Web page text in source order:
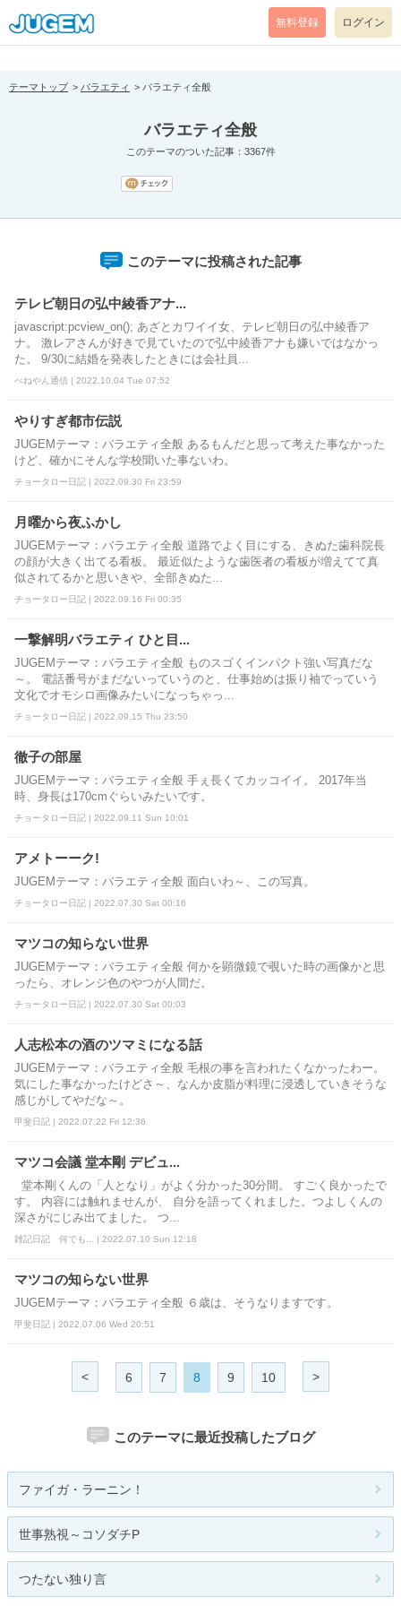
[pear_error: message="Success" code=0 mode=return level=notice
prefix="" info=""]
無料登録 ログイン
テーマトップ バラエティ バラエティ全般
バラエティ全般
このテーマのついた記事：3367件
このテーマに投稿された記事
テレビ朝日の弘中綾香アナ...
javascript:pcview_on(); あざとカワイイ女、テレビ朝日の弘中綾香ア
ナ。 激レアさんが好きで見ていたので弘中綾香アナも嫌いではなかっ
た。 9/30に結婚を発表したときには会社員...
べねやん通信 | 2022.10.04 Tue 07:52
やりすぎ都市伝説
JUGEMテーマ：バラエティ全般 あるもんだと思って考えた事なかった
けど、確かにそんな学校聞いた事ないわ。
チョータロー日記 | 2022.09.30 Fri 23:59
月曜から夜ふかし
JUGEMテーマ：バラエティ全般 道路でよく目にする、きぬた歯科院長
の顔が大きく出てる看板。 最近似たような歯医者の看板が増えてて真
似されてるかと思いきや、全部きぬた...
チョータロー日記 | 2022.09.16 Fri 00:35
一撃解明バラエティ ひと目...
JUGEMテーマ：バラエティ全般 ものスゴくインパクト強い写真だな
～。 電話番号がまだないっていうのと、仕事始めは振り袖でっていう
文化でオモシロ画像みたいになっちゃっ...
チョータロー日記 | 2022.09.15 Thu 23:50
徹子の部屋
JUGEMテーマ：バラエティ全般 手ぇ長くてカッコイイ。 2017年当
時、身長は170cmぐらいみたいです。
チョータロー日記 | 2022.09.11 Sun 10:01
アメトーーク!
JUGEMテーマ：バラエティ全般 面白いわ～、この写真。
チョータロー日記 | 2022.07.30 Sat 00:16
マツコの知らない世界
JUGEMテーマ：バラエティ全般 何かを顕微鏡で覗いた時の画像かと思
ったら、オレンジ色のやつが人間だ。
チョータロー日記 | 2022.07.30 Sat 00:03
人志松本の酒のツマミになる話
JUGEMテーマ：バラエティ全般 毛根の事を言われたくなかったわー。
気にした事なかったけどさ～、なんか皮脂が料理に浸透していきそうな
感じがしてやだな～。
甲斐日記 | 2022.07.22 Fri 12:36
マツコ会議 堂本剛 デビュ...
堂本剛くんの「人となり」がよく分かった30分間。 すごく良かったで
す。 内容には触れませんが、 自分を語ってくれました。つよしくんの
深さがにじみ出てました。 つ...
雑記日記 何でも... | 2022.07.10 Sun 12:18
マツコの知らない世界
JUGEMテーマ：バラエティ全般 ６歳は、そうなりますです。
甲斐日記 | 2022.07.06 Wed 20:51
< 6 7 8 9 10 >
このテーマに最近投稿したブログ
ファイガ・ラーニン！
世事熟視～コソダチP
つたない独り言